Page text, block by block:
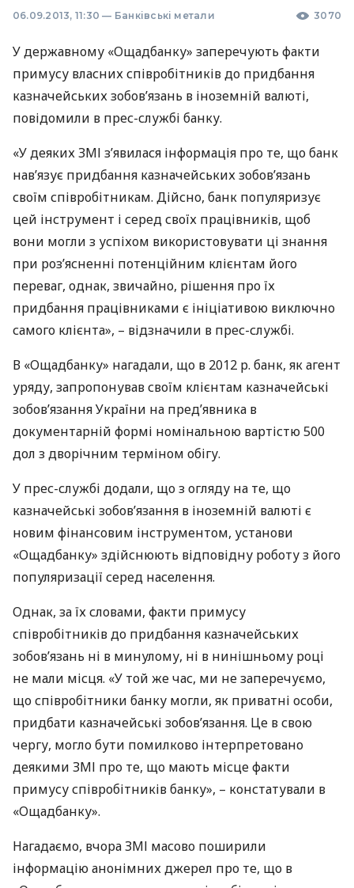
06.09.2013, 11:30 — Банківські метали 3070
У державному «Ощадбанку» заперечують факти
примусу власних співробітників до придбання
казначейських зобов’язань в іноземній валюті,
повідомили в прес-службі банку.
«У деякихЗМІ з’явилася інформація про те, що банк
нав’язує придбання казначейських зобов’язань
своїм співробітникам. Дійсно, банк популяризує
цей інструмент і серед своїх працівників, щоб
вони могли з успіхом використовувати ці знання
при роз’ясненні потенційним клієнтам його
переваг, однак, звичайно, рішення про їх
придбання працівниками є ініціативою виключно
самого клієнта», – відзначили в прес-службі.
В «Ощадбанку» нагадали, що в 2012 р. банк, як агент
уряду, запропонував своїм клієнтам казначейські
зобов’язання України на пред’явника в
документарній формі номінальною вартістю 500
дол з дворічним терміном обігу.
У прес-службі додали, що з огляду на те, що
казначейські зобов’язання в іноземній валюті є
новим фінансовим інструментом, установи
«Ощадбанку» здійснюють відповідну роботу з його
популяризації серед населення.
Однак, за їх словами, факти примусу
співробітників до придбання казначейських
зобов’язань ні в минулому, ні в нинішньому році
не мали місця. «У той же час, ми не заперечуємо,
що співробітники банку могли, як приватні особи,
придбати казначейські зобов’язання. Це в свою
чергу, могло бути помилково інтерпретовано
деякими ЗМІ про те, що мають місце факти
примусу співробітників банку», – констатували в
«Ощадбанку».
Нагадаємо, вчораЗМІ масово поширили
інформацію анонімних джерел про те, що в